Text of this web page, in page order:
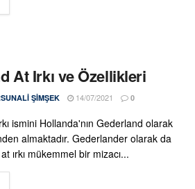
At Irkı ve Özellikleri
ŞIMŞEK 14/07/2021 0
ismini Hollanda'nın Gederland olarak
almaktadır. Gederlander olarak da
ırkı mükemmel bir mizacı...